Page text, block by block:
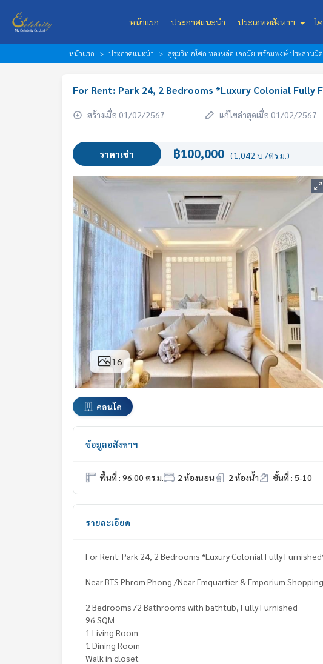
หน้าแรก ประกาศแนะนำ ประเภทอสังหาฯ โ
หน้าแรก ประกาศแนะนำ สุขุมวิท อโศก ทองหล่อ เอกมัย พร้อมพงษ์ ประสานมิ
For Rent: Park 24, 2 Bedrooms *Luxury Colonial Fully
สร้างเมื่อ 01/02/2567 แก้ไขล่าสุดเมื่อ 01/02/2567
ราคาเช่า ฿100,000 (1,042 บ./ตร.ม.)
16
คอนโด
ข้อมูลอสังหาฯ
พื้นที่ : 96.00 ตร.ม. 2 ห้องนอน 2 ห้องน้ำ ชั้นที่ : 5-10
รายละเอียด
For Rent: Park 24, 2 Bedrooms *Luxury Colonial Fully
Near BTS Phrom Phong /Near Emquartier & Emporium
2 Bedrooms /2 Bathrooms with bathtub, Fully Furnished
96 SQM
1 Living Room
1 Dining Room
Walk in closet